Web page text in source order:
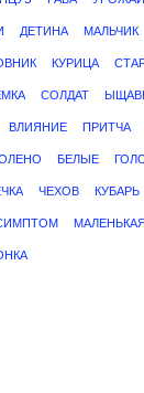
ДЕТИНА МАЛЬЧИК
КУРИЦА
СОЛДАТ
ВЛИЯНИЕ ПРИТЧА
БЕЛЫЕ
ЧЕХОВ КУБАРЬ
МАЛЕНЬКАЯ